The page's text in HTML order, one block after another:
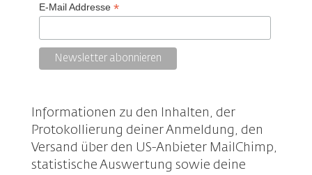
E-Mail Addresse *
Informationen zu den Inhalten, der
Protokollierung deiner Anmeldung, den
Versand über den US-Anbieter MailChimp,
statistische Auswertung sowie deine